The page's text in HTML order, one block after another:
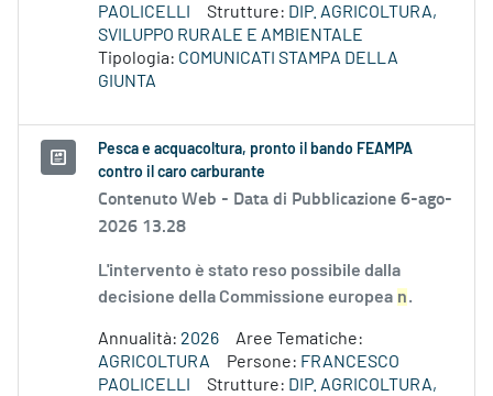
PAOLICELLI
Strutture: DIP. AGRICOLTURA,
SVILUPPO RURALE E AMBIENTALE
Tipologia: COMUNICATI STAMPA DELLA
GIUNTA
Pesca e acquacoltura, pronto il bando FEAMPA
contro il caro carburante
Contenuto Web - Data di Pubblicazione 6-ago-
2026 13.28
L'intervento è stato reso possibile dalla
decisione della Commissione europea n.
Annualità: 2026
Aree Tematiche:
AGRICOLTURA
Persone: FRANCESCO
PAOLICELLI
Strutture: DIP. AGRICOLTURA,